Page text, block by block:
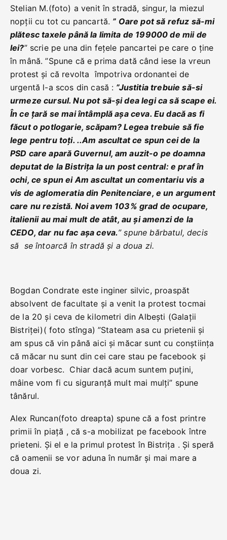
Stelian M.(foto) a venit în stradă, singur, la miezul
nopții cu tot cu pancartă. ” Oare pot să refuz să-mi
plătesc taxele până la limita de 199000 de mii de
lei?” scrie pe una din fețele pancartei pe care o ține
în mână. ”Spune că e prima dată când iese la vreun
protest și că revolta împotriva ordonantei de
urgentă l-a scos din casă : ”Justitia trebuie să-si
urmeze cursul. Nu pot să-și dea legi ca să scape ei.
În ce țară se mai întâmplă așa ceva. Eu dacă as fi
făcut o potlogarie, scăpam? Legea trebuie să fie
lege pentru toți. ..Am ascultat ce spun cei de la
PSD care apară Guvernul, am auzit-o pe doamna
deputat de la Bistrița la un post central: e praf în
ochi, ce spun ei Am ascultat un comentariu vis a
vis de aglomeratia din Penitenciare, e un argument
care nu rezistă. Noi avem 103% grad de ocupare,
italienii au mai mult de atât, au și amenzi de la
CEDO, dar nu fac așa ceva.” spune bărbatul, decis
să se întoarcă în stradă și a doua zi.
Bogdan Condrate este inginer silvic, proaspăt
absolvent de facultate și a venit la protest tocmai
de la 20 și ceva de kilometri din Albești (Galații
Bistriței)( foto stînga) ”Stateam asa cu prietenii și
am spus că vin până aici și măcar sunt cu conștiința
că măcar nu sunt din cei care stau pe facebook și
doar vorbesc. Chiar dacă acum suntem puțini,
mâine vom fi cu siguranță mult mai mulți” spune
tânărul.
Alex Runcan(foto dreapta) spune că a fost printre
primii în piață , că s-a mobilizat pe facebook între
prieteni. Și el e la primul protest în Bistrița . Și speră
că oamenii se vor aduna în număr și mai mare a
doua zi.